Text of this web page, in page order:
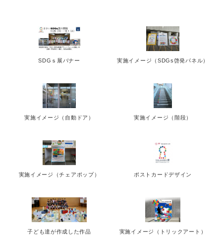
SDGｓ展バナー 実施イメージ（SDGs啓発パネル）
実施イメージ（自動ドア） 実施イメージ（階段）
実施イメージ（チェアポップ） ポストカードデザイン
子ども達が作成した作品 実施イメージ（トリックアート）